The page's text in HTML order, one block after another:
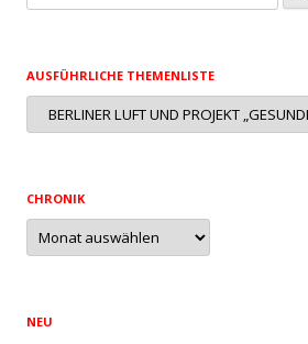
nach:
AUSFÜHRLICHE THEMENLISTE
Ausführliche
Themenliste
CHRONIK
Chronik
NEU